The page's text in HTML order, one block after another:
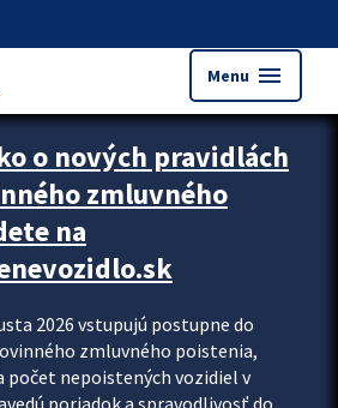
Menu menu
upútavok
o nových pravidlách
zmluvného
na
2026 vstupujú postupne do
zmluvného poistenia,
nepoistených vozidiel v